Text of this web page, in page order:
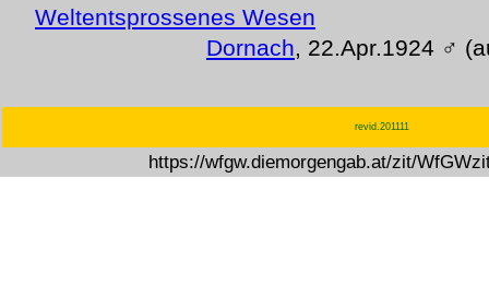
Weltentsprossenes Wesen
Dornach, 22.Apr.1924 ♂
revid.201111
https://wfgw.diemorgengab.at/zit/